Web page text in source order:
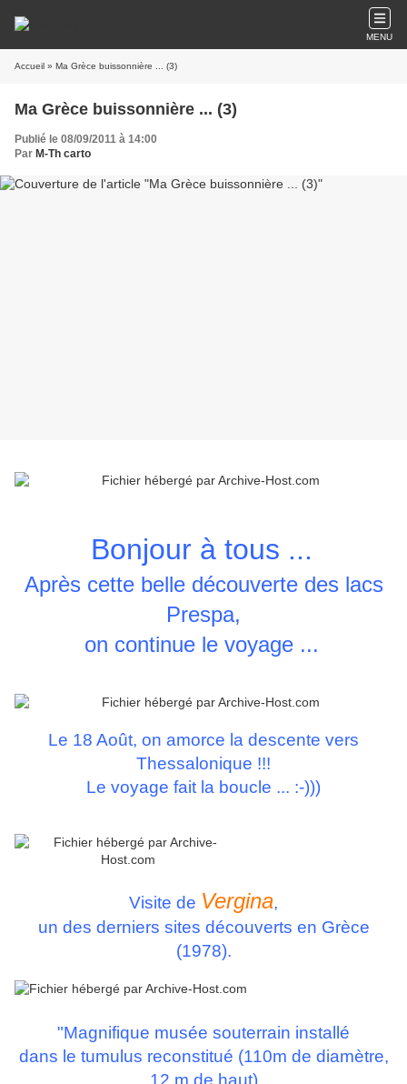
MENU
Accueil » Ma Grèce buissonnière ... (3)
Ma Grèce buissonnière ... (3)
Publié le 08/09/2011 à 14:00
Par M-Th carto
Bonjour à tous ...
Après cette belle découverte des lacs
Prespa,
on continue le voyage ...
Le 18 Août, on amorce la descente vers
Thessalonique !!!
Le voyage fait la boucle ... :-)))
Visite de Vergina,
un des derniers sites découverts en Grèce
(1978).
"Magnifique musée souterrain installé
dans le tumulus reconstitué (110m de diamètre,
12 m de haut)